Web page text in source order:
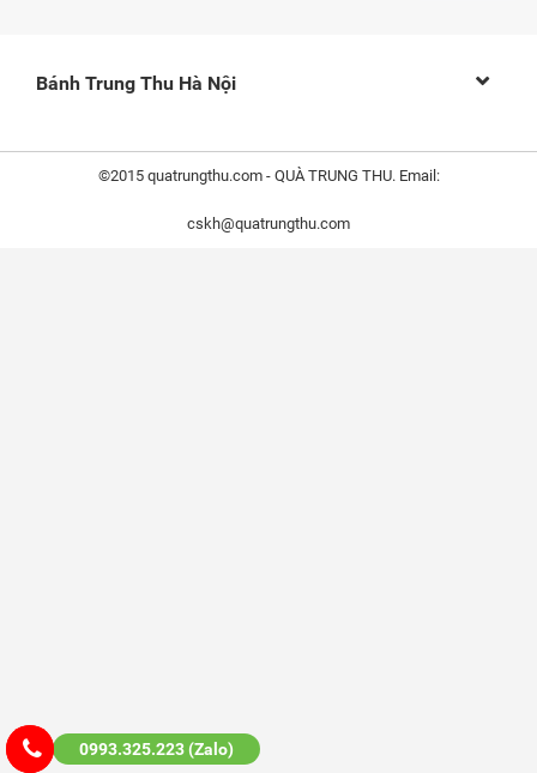
Bánh Trung Thu Hà Nội
©2015 quatrungthu.com - QUÀ TRUNG THU. Email:
cskh@quatrungthu.com
0993.325.223 (Zalo)